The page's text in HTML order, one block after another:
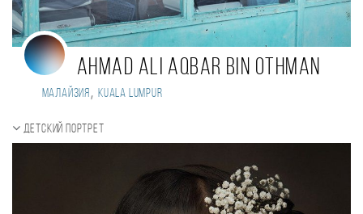
Ahmad Ali Aqbar Bin Othman
Малайзия, Kuala Lumpur
Детский портрет